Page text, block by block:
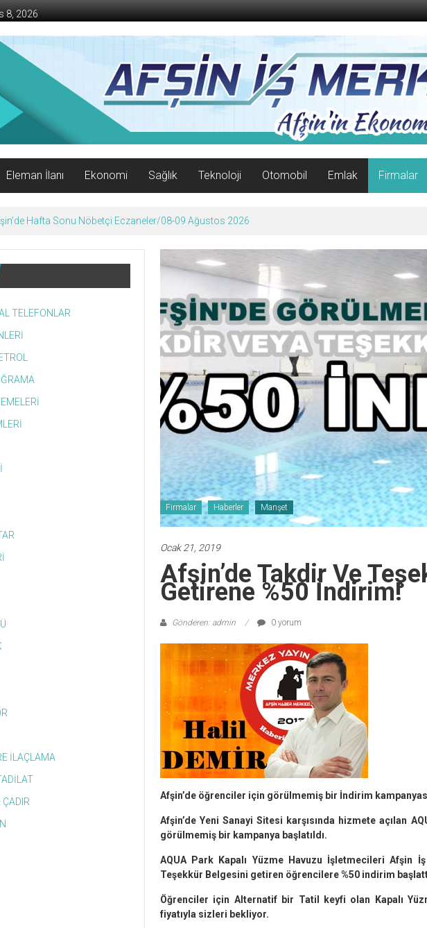
8, 2026
Eleman İlanı Ekonomi Sağlık Teknoloji Otomobil Emlak Firmalar
Yeni Hizmet Binası Törenle Açıldı!
Firmalar Haberler Manşet
Ocak 21, 2019
Afşin’de Takdir Ve
Getirene %50 İndirim!
Gönderen: admin 0 yorum
Afşin’de öğrenciler için görülmemiş bir İndirim
Afşin’de Yeni Sanayi Sitesi karşısında hizmete açılan
görülmemiş bir kampanya başlatıldı.
AQUA Park Kapalı Yüzme Havuzu İşletmecileri Afşin
Teşekkür Belgesini getiren öğrencilere %50 indirim
Öğrenciler için Alternatif bir Tatil keyfi olan Kapalı
fiyatıyla sizleri bekliyor.
TELEFONLAR
İLAÇLAMA